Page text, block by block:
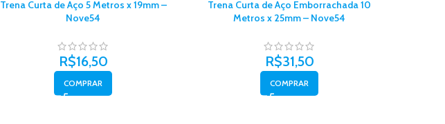
Trena Curta de Aço 5 Metros x 19mm –
Nove54
R$16,50
COMPRAR
Trena Curta de Aço Emborrachada 10
Metros x 25mm – Nove54
R$31,50
COMPRAR